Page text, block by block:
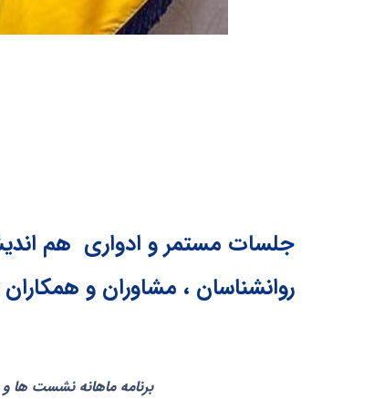
جلسات مستمر و ادواری هم
روانشناسان ، مشاوران و همکاران
برنامه ماهانه نشست ها